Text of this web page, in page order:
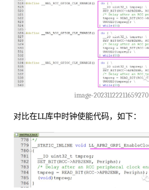
image-20231122211659270
对比在LL库中时钟使能代码，如下：